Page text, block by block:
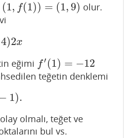
(1, f(1)) = (1, 9)
(1,f 1))=(1, 9)
olur.
4)2x
x
eğimi f′ (1) = −12
f′(1)=− 12
teğetin denklemi
− 1).
).
olmalı, teğet ve
bul vs.